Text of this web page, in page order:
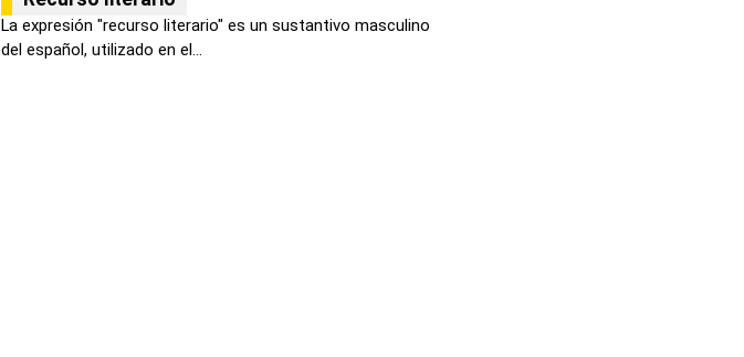
La expresión "recurso literario" es un sustantivo masculino
del español, utilizado en el...